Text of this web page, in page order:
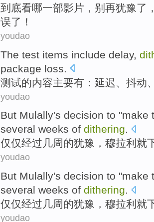
到底看哪一部影片 ， 别 再犹豫了
误了！
youdao
The test items include delay,
package loss.
测试的内容主要有： 延迟 、抖动
youdao
But Mulally's decision to "make
several weeks of dithering.
仅仅经过 几周的犹豫 ， 穆拉利 就
youdao
But Mulally's decision to "make
several weeks of dithering.
仅仅经过 几周的犹豫 ， 穆拉利 就
youdao